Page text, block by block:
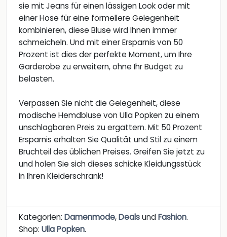
sie mit Jeans für einen lässigen Look oder mit
einer Hose für eine formellere Gelegenheit
kombinieren, diese Bluse wird Ihnen immer
schmeicheln. Und mit einer Ersparnis von 50
Prozent ist dies der perfekte Moment, um Ihre
Garderobe zu erweitern, ohne Ihr Budget zu
belasten.
Verpassen Sie nicht die Gelegenheit, diese
modische Hemdbluse von Ulla Popken zu einem
unschlagbaren Preis zu ergattern. Mit 50 Prozent
Ersparnis erhalten Sie Qualität und Stil zu einem
Bruchteil des üblichen Preises. Greifen Sie jetzt zu
und holen Sie sich dieses schicke Kleidungsstück
in Ihren Kleiderschrank!
Kategorien: Damenmode,DealsundFashion.
Shop: Ulla Popken.